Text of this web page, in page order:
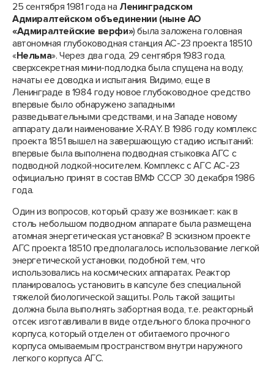
25 сентября 1981 года на Ленинградском
Адмиралтейском объединении (ныне АО
«Адмиралтейские верфи») была заложена головная
автономная глубоководная станция АС-23 проекта 18510
«Нельма». Через два года, 29 сентября 1983 года,
сверхсекретная мини-подлодка была спущена на воду,
начаты ее доводка и испытания. Видимо, еще в
Ленинграде в 1984 году новое глубоководное средство
впервые было обнаружено западными
разведывательными средствами, и на Западе новому
аппарату дали наименование X-RAY. В 1986 году комплекс
проекта 1851 вышел на завершающую стадию испытаний:
впервые была выполнена подводная стыковка АГС с
подводной лодкой-носителем. Комплекс с АГС АС-23
официально принят в состав ВМФ СССР 30 декабря 1986
года.
Один из вопросов, который сразу же возникает: как в
столь небольшом подводном аппарате была размещена
атомная энергетическая установка? В эскизном проекте
АГС проекта 18510 предполагалось использование легкой
энергетической установки, подобной тем, что
использовались на космических аппаратах. Реактор
планировалось установить в капсуле без специальной
тяжелой биологической защиты. Роль такой защиты
должна была выполнять забортная вода, т.е. реакторный
отсек изготавливали в виде отдельного блока прочного
корпуса, который отделен от обитаемого прочного
корпуса омываемым пространством внутри наружного
легкого корпуса АГС.